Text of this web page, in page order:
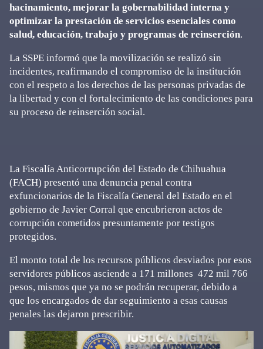
hacinamiento, mejorar la gobernabilidad interna y
optimizar la prestación de servicios esenciales como
salud, educación, trabajo y programas de reinserción.
La SSPE informó que la movilización se realizó sin
incidentes, reafirmando el compromiso de la institución
con el respeto a los derechos de las personas privadas de
la libertad y con el fortalecimiento de las condiciones para
su proceso de reinserción social.
La Fiscalía Anticorrupción del Estado de Chihuahua
(FACH) presentó una denuncia penal contra
exfuncionarios de la Fiscalía General del Estado en el
gobierno de Javier Corral que encubrieron actos de
corrupción cometidos presuntamente por testigos
protegidos.
El monto total de los recursos públicos desviados por esos
servidores públicos asciende a 171 millones 472 mil 766
pesos, mismos que ya no se podrán recuperar, debido a
que los encargados de dar seguimiento a esas causas
penales las dejaron prescribir.